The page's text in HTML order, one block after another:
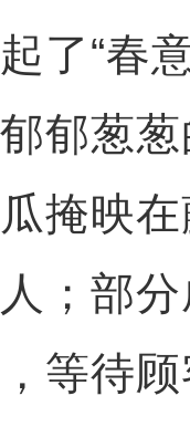
了“春
郁葱
掩映
；部
等待